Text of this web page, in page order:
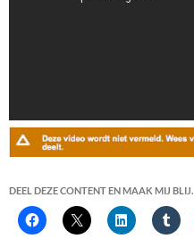
DEEL DEZE CONTENT EN MAAK MIJ BLIJ.